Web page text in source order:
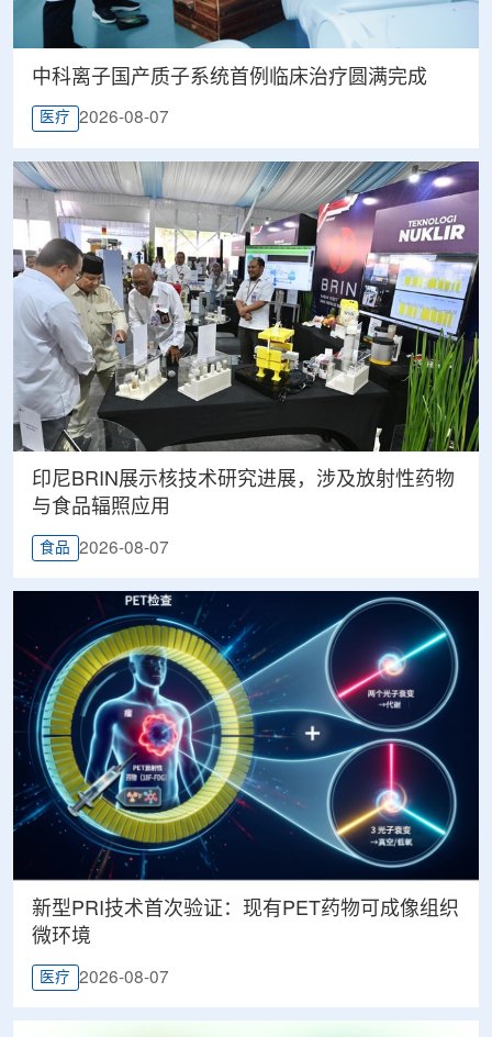
中科离子国产质子系统首例临床治疗圆满完成
医疗 2026-08-07
印尼BRIN展示核技术研究进展，涉及放射性药物
与食品辐照应用
食品 2026-08-07
新型PRI技术首次验证：现有PET药物可成像组织
微环境
医疗 2026-08-07